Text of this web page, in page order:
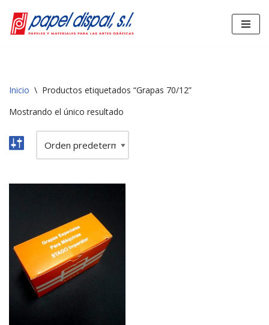
Saltar
Inicio \ Productos etiquetados “Grapas 70/12”
Mostrando el único resultado